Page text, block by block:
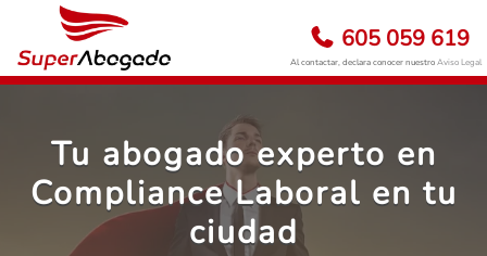
605 059 619
Al contactar, declara conocer nuestroAviso Legal
Tu abogado experto en
Compliance Laboral en tu
ciudad